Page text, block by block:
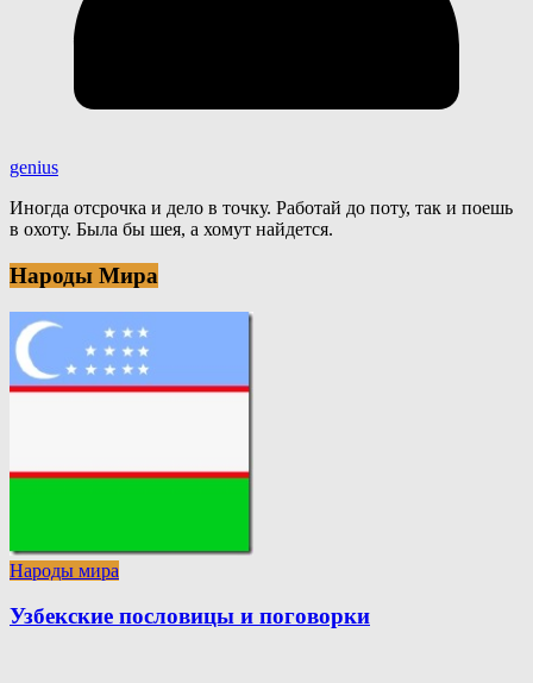
genius
Иногда отсрочка и дело в точку. Работай до поту, так и поешь
в охоту. Была бы шея, а хомут найдется.
Народы Мира
Народы мира
Узбекские пословицы и поговорки